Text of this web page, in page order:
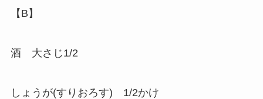
【B】
酒 大さじ1/2
しょうが(すりおろす) 1/2かけ